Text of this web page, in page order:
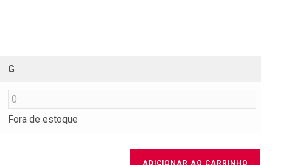
G
Fora de estoque
ADICIONAR AO CARRINHO